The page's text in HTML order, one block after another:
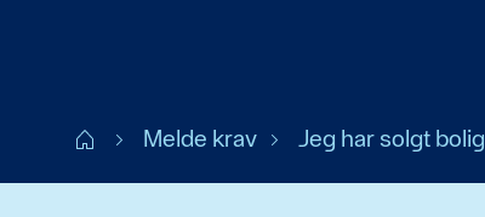
Claims NOMelde krav Jeg har solgt bolig